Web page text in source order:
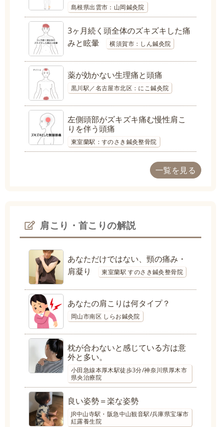
島根県出雲市：山岡鍼灸院
3ヶ月続く頭全体のズキズキした痛
みと眩暈
横須賀市：しん鍼灸院
薬が効かない生理痛と頭痛
黒川駅／名古屋市北区：にこ鍼灸院
左側頭部がズキズキ痛む慢性肩こ
りを伴う頭痛
東室蘭駅：すのさき鍼灸整骨院
一覧を見る
肩こり・首こりの解説
あなただけではない、頸の痛み・
肩凝り
東室蘭駅 すのさき鍼灸整骨院
あなたの肩こりは何タイプ？
岡山市南区 しらお鍼灸院
枕が合わないと感じている方は意
外と多い。
小田急線本厚木駅徒歩3分/神奈川県厚木市
県央治療院
良い姿勢＝楽な姿勢
JR中山寺駅・阪急中山観音駅/兵庫県宝塚市
紅露養生院